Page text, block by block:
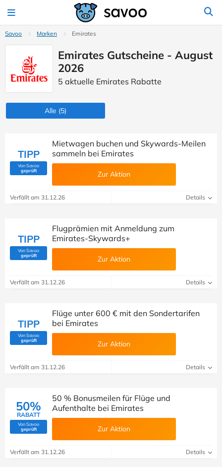
Savoo Marken Emirates
Emirates Gutscheine - August
2026
5 aktuelle Emirates Rabatte
Alle (5)
TIPP
Von Savoo
geprüft(Von Savoo geprüft)
Mietwagen buchen und Skywards-Meilen
sammeln bei Emirates
Zur Aktion
Verfällt am 31.12.26 Details
TIPP
Von Savoo
geprüft(Von Savoo geprüft)
Flugprämien mit Anmeldung zum
Emirates-Skywards+
Zur Aktion
Verfällt am 31.12.26 Details
TIPP
Von Savoo
geprüft(Von Savoo geprüft)
Flüge unter 600 € mit den Sondertarifen
bei Emirates
Zur Aktion
Verfällt am 31.12.26 Details
50%
RABATT
Von Savoo
geprüft(Von Savoo geprüft)
50 % Bonusmeilen für Flüge und
Aufenthalte bei Emirates
Zur Aktion
Verfällt am 31.12.26 Details